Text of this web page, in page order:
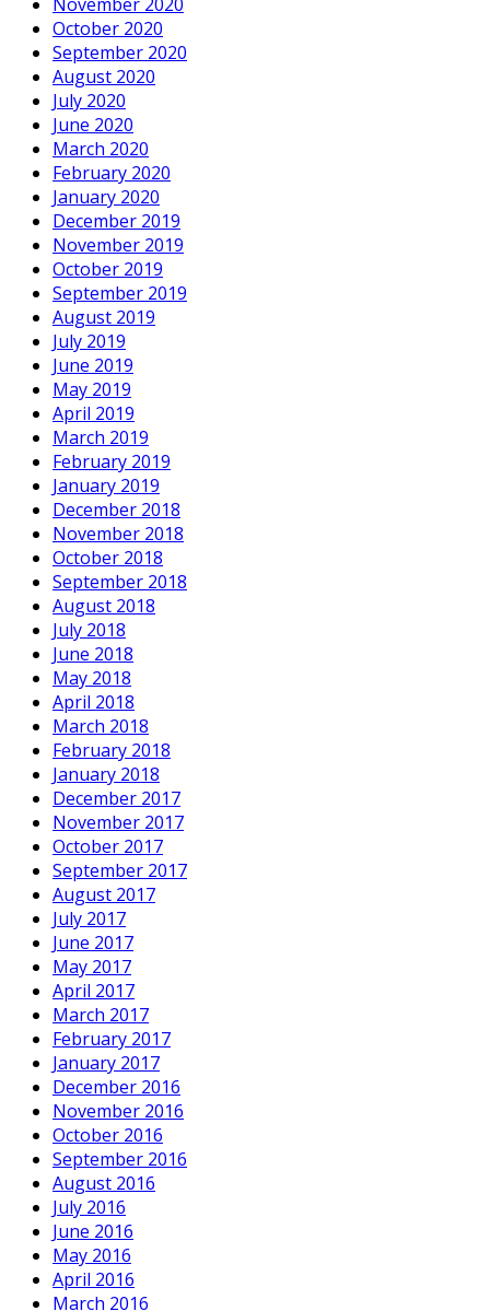
October 2020
September 2020
August 2020
July 2020
June 2020
March 2020
February 2020
January 2020
December 2019
November 2019
October 2019
September 2019
August 2019
July 2019
June 2019
May 2019
April 2019
March 2019
February 2019
January 2019
December 2018
November 2018
October 2018
September 2018
August 2018
July 2018
June 2018
May 2018
April 2018
March 2018
February 2018
January 2018
December 2017
November 2017
October 2017
September 2017
August 2017
July 2017
June 2017
May 2017
April 2017
March 2017
February 2017
January 2017
December 2016
November 2016
October 2016
September 2016
August 2016
July 2016
June 2016
May 2016
April 2016
March 2016